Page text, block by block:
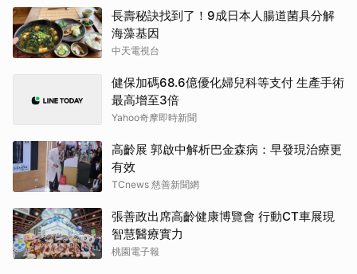
長壽秘訣找到了！9成日本人腸道菌具分解
海藻基因
中天電視台
健保加碼68.6億優化婦兒科等支付 生產手術
最高增至3倍
Yahoo奇摩即時新聞
高齡展 郭啟中解析巴金森病：早發現治療更
有效
TCnews 慈善新聞網
張善政出席高齡健康博覽會 行動CT車展現
智慧醫療實力
桃園電子報